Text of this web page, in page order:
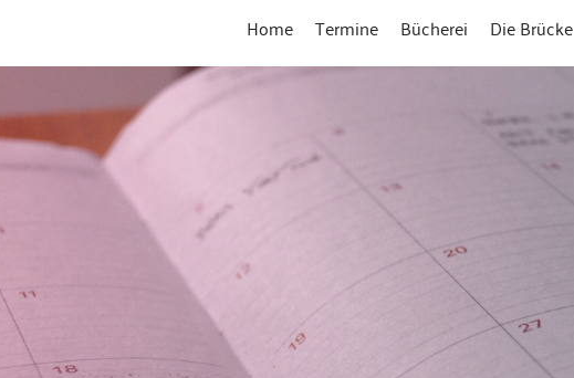
Home Termine Bücherei Die Brücke